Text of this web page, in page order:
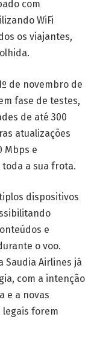
com
WiFi
os viajantes,
de novembro de
fase de testes,
de até 300
atualizações
Mbps e
a sua frota.
dispositivos
e
o voo.
Saudia Airlines já
com a intenção
e a novas
legais forem